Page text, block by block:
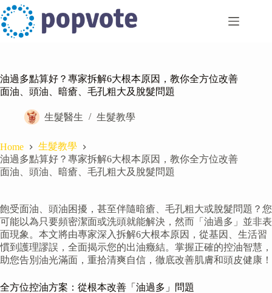
Skip
to
content
油過多點算好？專家拆解6大根本原因，教你全方位改善
面油、頭油、暗瘡、毛孔粗大及脫髮問題
生髮醫生 生髮教學
Home
生髮教學
油過多點算好？專家拆解6大根本原因，教你全方位改善
面油、頭油、暗瘡、毛孔粗大及脫髮問題
飽受面油、頭油困擾，甚至伴隨暗瘡、毛孔粗大或脫髮問題？您
可能以為只要頻密潔面或洗頭就能解決，然而「油過多」並非表
面現象。本文將由專家深入拆解6大根本原因，從基因、生活習
慣到護理謬誤，全面揭示您的出油癥結。掌握正確的控油智慧，
助您告別油光滿面，重拾清爽自信，徹底改善肌膚和頭皮健康！
全方位控油方案：從根本改善「油過多」問題